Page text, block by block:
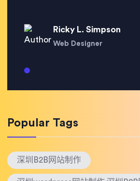
Ricky L. Simpson
Web Designer
Popular Tags
深圳B2B网站制作